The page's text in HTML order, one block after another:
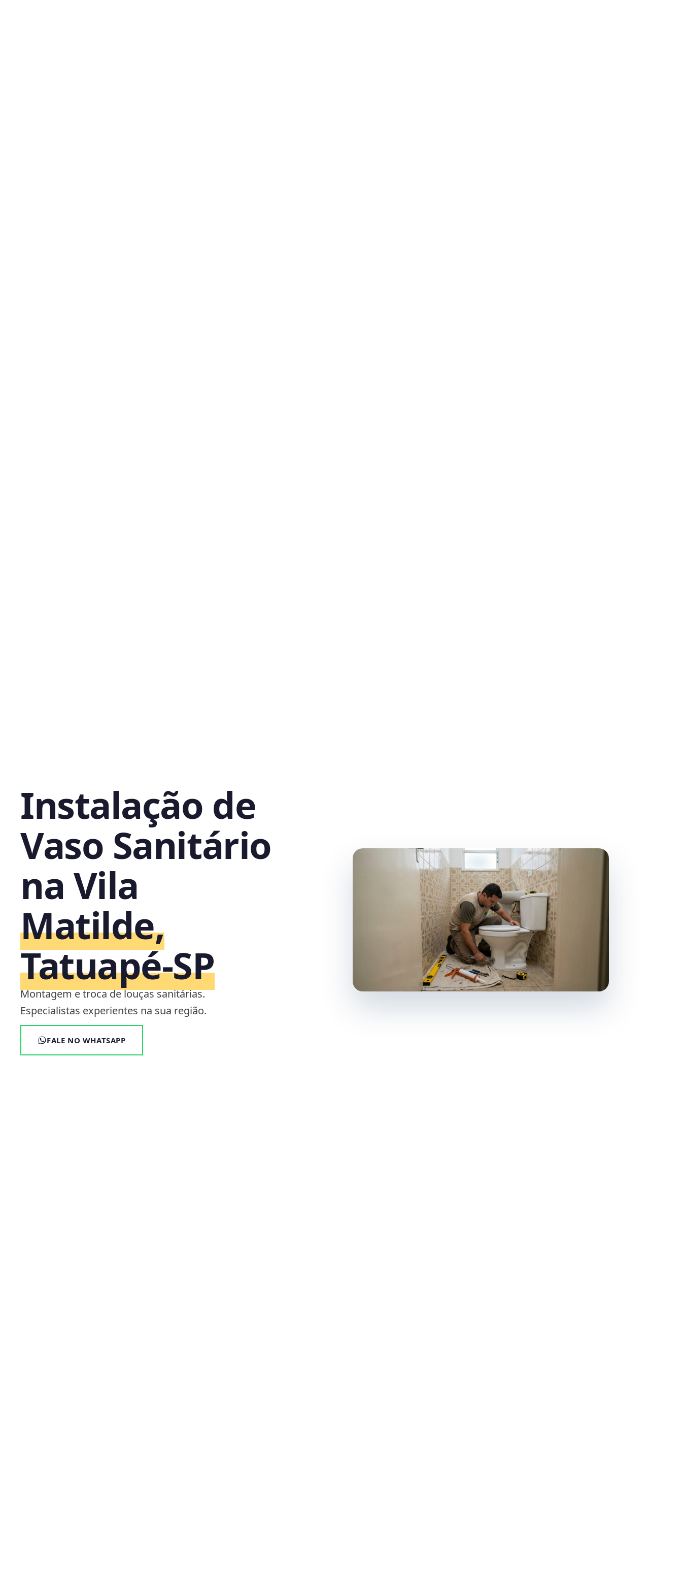
Instalação de
Vaso Sanitário
na Vila
Matilde,
Tatuapé‑SP
Montagem e troca de louças sanitárias.
Especialistas experientes na sua região.
FALE NO WHATSAPP